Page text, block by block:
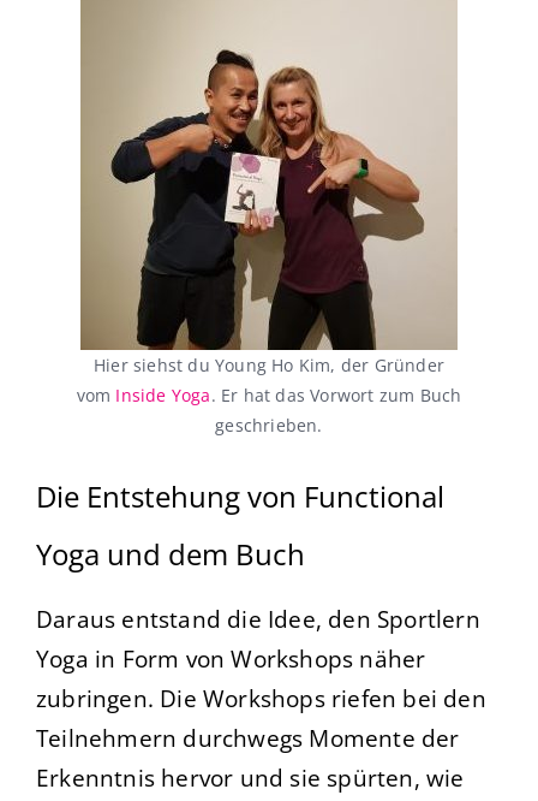
Hier siehst du Young Ho Kim, der Gründer
vom Inside Yoga. Er hat das Vorwort zum Buch
geschrieben.
Die Entstehung von Functional
Yoga und dem Buch
Daraus entstand die Idee, den Sportlern
Yoga in Form von Workshops näher
zubringen. Die Workshops riefen bei den
Teilnehmern durchwegs Momente der
Erkenntnis hervor und sie spürten, wie